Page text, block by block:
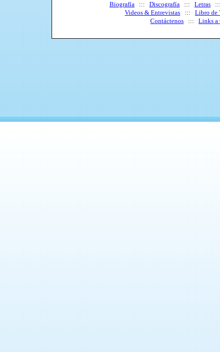
Biografía ::: Discografía ::: Letras
Videos & Entrevistas ::: Libro de
Contáctenos ::: Links a